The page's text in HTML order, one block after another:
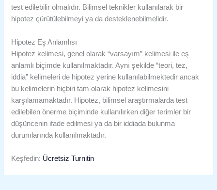
test edilebilir olmalıdır. Bilimsel teknikler kullanılarak bir
hipotez çürütülebilmeyi ya da desteklenebilmelidir.
Hipotez Eş Anlamlısı
Hipotez kelimesi, genel olarak “varsayım” kelimesi ile eş
anlamlı biçimde kullanılmaktadır. Aynı şekilde “teori, tez,
iddia” kelimeleri de hipotez yerine kullanılabilmektedir ancak
bu kelimelerin hiçbiri tam olarak hipotez kelimesini
karşılamamaktadır. Hipotez, bilimsel araştırmalarda test
edilebilen önerme biçiminde kullanılırken diğer terimler bir
düşüncenin ifade edilmesi ya da bir iddiada bulunma
durumlarında kullanılmaktadır.
Keşfedin: Ücretsiz Turnitin